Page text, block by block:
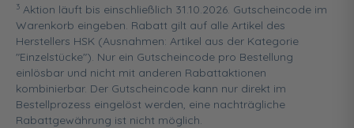
3 Aktion läuft bis einschließlich 31.10.2026. Gutscheincode im
Warenkorb eingeben. Rabatt gilt auf alle Artikel des
Herstellers HSK (Ausnahmen: Artikel aus der Kategorie
"Einzelstücke"). Nur ein Gutscheincode pro Bestellung
einlösbar und nicht mit anderen Rabattaktionen
kombinierbar. Der Gutscheincode kann nur direkt im
Bestellprozess eingelöst werden, eine nachträgliche
Rabattgewährung ist nicht möglich.